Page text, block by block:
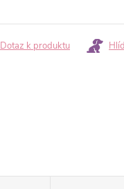
Dotaz k produktu